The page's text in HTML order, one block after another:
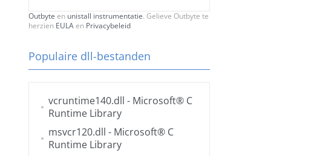
Outbyte en unistall instrumentatie. Gelieve Outbyte te
herzien EULAen Privacybeleid
Populaire dll-bestanden
vcruntime140.dll - Microsoft® C
Runtime Library
msvcr120.dll - Microsoft® C
Runtime Library